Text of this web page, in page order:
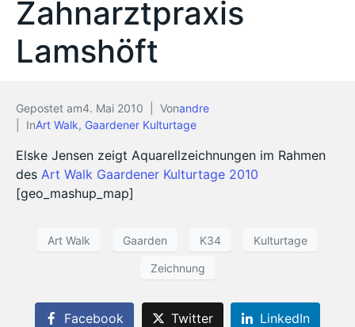
Zahnarztpraxis
Lamshöft
Gepostet am4. Mai 2010 Vonandre
InArt Walk, Gaardener Kulturtage
Elske Jensen zeigt Aquarellzeichnungen im Rahmen
des Art Walk Gaardener Kulturtage 2010
[geo_mashup_map]
Art Walk Gaarden K34 Kulturtage
Zeichnung
Facebook Twitter LinkedIn